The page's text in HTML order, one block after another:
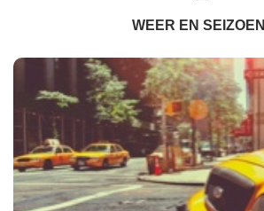
WEER EN SEIZOEN